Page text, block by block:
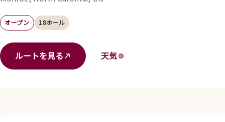
オープン 18ホール
ルートを見る 天気